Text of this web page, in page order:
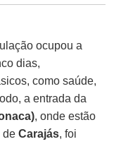
ocupou a
dias,
como saúde,
a entrada da
, onde estão
deCarajás, foi